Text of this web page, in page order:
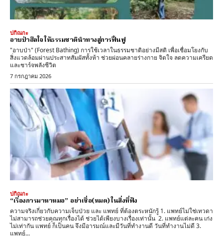
ปกิณกะ
อาบป่าฮีลใจ ให้ธรรมชาตินำทางสู่การฟื้นฟู
"อาบป่า" (Forest Bathing) การใช้เวลาในธรรมชาติอย่างมีสติ เพื่อเชื่อมโยงกับ
สิ่งแวดล้อมผ่านประสาทสัมผัสทั้งห้า ช่วยผ่อนคลายร่างกาย จิตใจ ลดความเครียด
และชาร์จพลังชีวิต
7 กรกฎาคม 2026
ปกิณกะ
“เรื่องการมาหาหมอ” อย่าเชื่อ(หมด) ในสิ่งที่ฟัง
ความจริงเกี่ยวกับความเจ็บป่วย และ แพทย์ ที่ต้องตระหนักรู้ 1. แพทย์ไม่ใช่เทวดา
ไม่สามารถช่วยคุณทุกเรื่องได้ ช่วยได้เพียงบางเรื่องเท่านั้น 2. แพทย์แต่ละคน เก่ง
ไม่เท่ากัน แพทย์ ก็เป็นคน จึงมีอารมณ์และมีวันที่ทำงานดี วันที่ทำงานไม่ดี 3.
แพทย์...